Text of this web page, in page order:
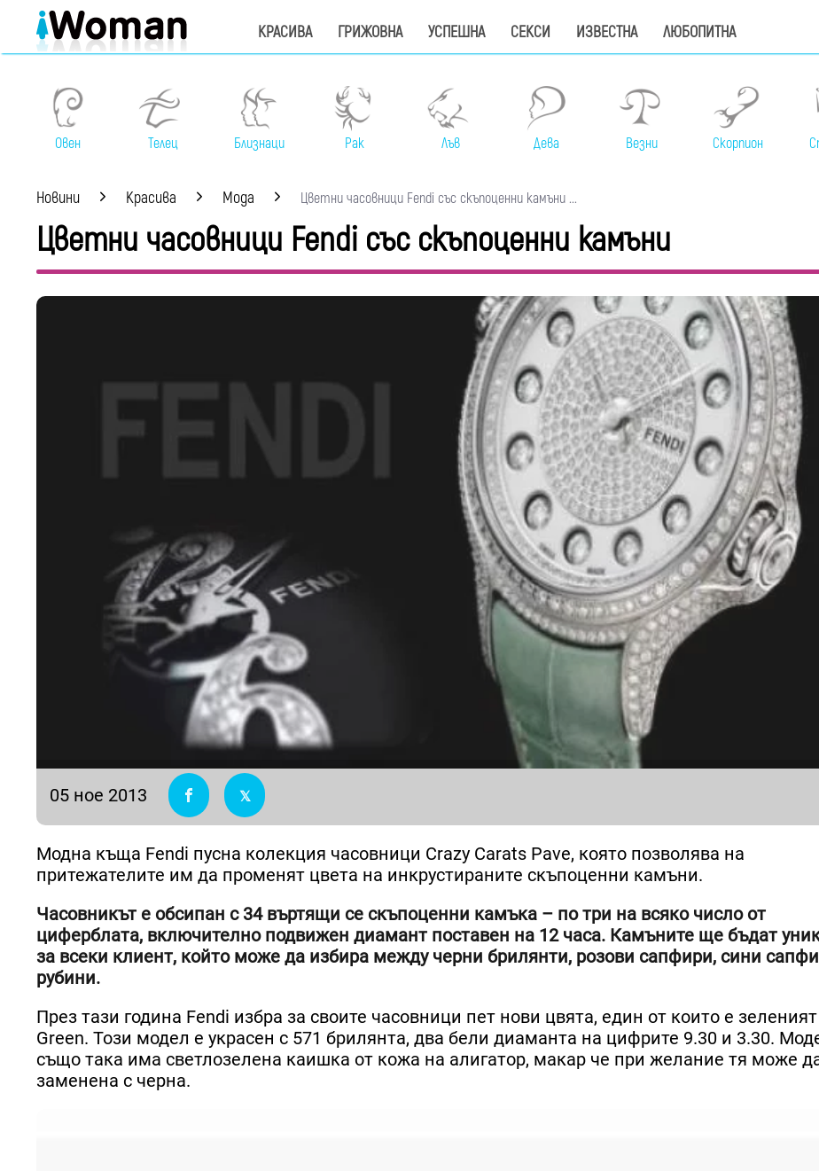
КРАСИВА ГРИЖОВНА УСПЕШНА СЕКСИ ИЗВЕСТНА ЛЮБОПИТНА
Овен Телец Близнаци Рак Лъв Дева Везни Скорпион
Новини Красива Мода Цветни часовници Fendi със скъпоценни камъни ...
Цветни часовници Fendi със скъпоценни камъни
05 ное 2013
Модна къща Fendi пусна колекция часовници Crazy Carats Pave, която позволява на
притежателите им да променят цвета на инкрустираните скъпоценни камъни.
Часовникът е обсипан с 34 въртящи се скъпоценни камъка – по три на всяко число от
циферблата, включително подвижен диамант поставен на 12 часа. Камъните ще бъдат
за всеки клиент, който може да избира между черни брилянти, розови сапфири, сини
рубини.
През тази година Fendi избра за своите часовници пет нови цвята, един от които е
Green. Този модел е украсен с 571 брилянта, два бели диаманта на цифрите 9.30 и 3.30.
също така има светлозелена каишка от кожа на алигатор, макар че при желание тя може
заменена с черна.